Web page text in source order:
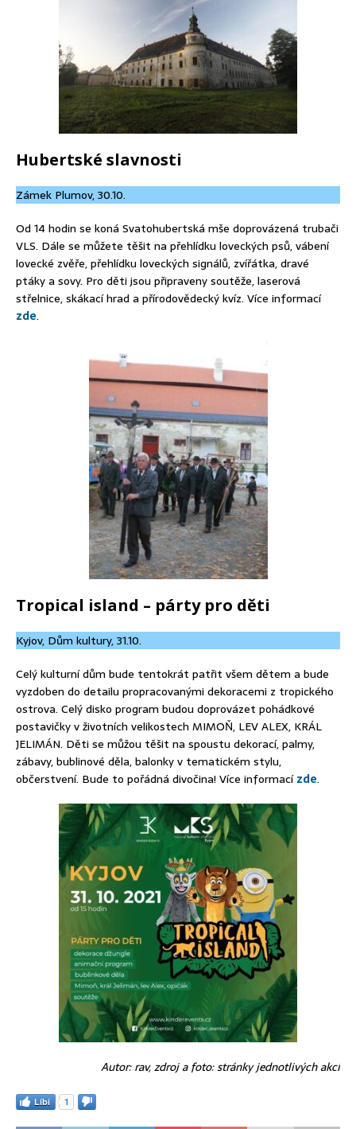
Hubertské slavnosti
Zámek Plumov, 30.10.
Od 14 hodin se koná Svatohubertská mše doprovázená trubači
VLS. Dále se můžete těšit na přehlídku loveckých psů, vábení
lovecké zvěře, přehlídku loveckých signálů, zvířátka, dravé
ptáky a sovy. Pro děti jsou připraveny soutěže, laserová
střelnice, skákací hrad a přírodovědecký kvíz. Více informací
zde.
Tropical island – párty pro děti
Kyjov, Dům kultury, 31.10.
Celý kulturní dům bude tentokrát patřit všem dětem a bude
vyzdoben do detailu propracovanými dekoracemi z tropického
ostrova. Celý disko program budou doprovázet pohádkové
postavičky v životních velikostech MIMOŇ, LEV ALEX, KRÁL
JELIMÁN. Děti se můžou těšit na spoustu dekorací, palmy,
zábavy, bublinové děla, balonky v tematickém stylu,
občerstvení. Bude to pořádná divočina! Více informacízde.
Autor: rav, zdroj a foto: stránky jednotlivých akcí
Líbí 1